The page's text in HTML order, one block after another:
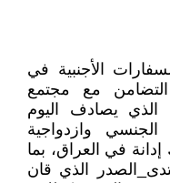
الأجنبية في
مع مجتمع
الماضي الذي يصادف اليوم
الجنسي وازدواجية
في العراق، بما
الذي قان